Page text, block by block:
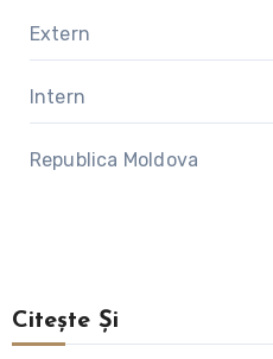
Extern
Intern
Republica Moldova
Citește Și